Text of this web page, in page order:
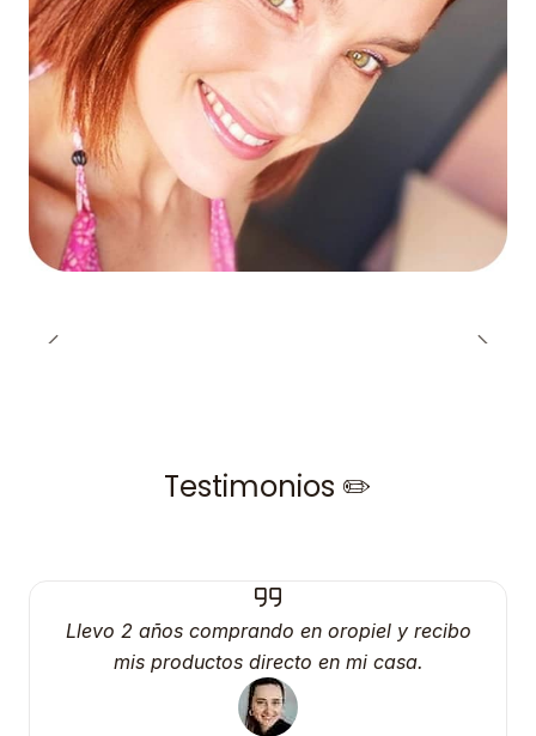
Testimonios ✏️
Llevo 2 años comprando en oropiel y recibo
mis productos directo en mi casa.